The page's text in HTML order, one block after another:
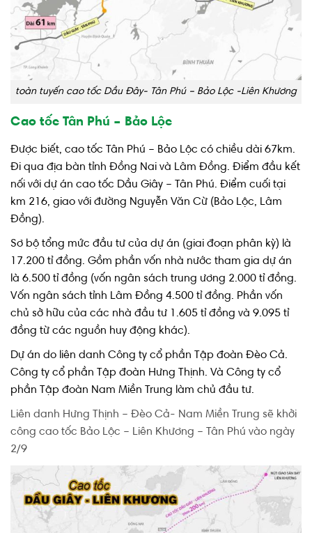
toàn tuyến cao tốc Dầu Đây- Tân Phú – Bảo Lộc -Liên Khương
Cao tốc Tân Phú – Bảo Lộc
Được biết, cao tốc Tân Phú – Bảo Lộc có chiều dài 67km.
Đi qua địa bàn tỉnh Đồng Nai và Lâm Đồng. Điểm đầu kết
nối với dự án cao tốc Dầu Giây – Tân Phú. Điểm cuối tại
km 216, giao với đường Nguyễn Văn Cừ (Bảo Lộc, Lâm
Đồng).
Sơ bộ tổng mức đầu tư của dự án (giai đoạn phân kỳ) là
17.200 tỉ đồng. Gồm phần vốn nhà nước tham gia dự án
là 6.500 tỉ đồng (vốn ngân sách trung ương 2.000 tỉ đồng.
Vốn ngân sách tỉnh Lâm Đồng 4.500 tỉ đồng. Phần vốn
chủ sở hữu của các nhà đầu tư 1.605 tỉ đồng và 9.095 tỉ
đồng từ các nguồn huy động khác).
Dự án do liên danh Công ty cổ phần Tập đoàn Đèo Cả.
Công ty cổ phần Tập đoàn Hưng Thịnh. Và Công ty cổ
phần Tập đoàn Nam Miền Trung làm chủ đầu tư.
Liên danh Hưng Thịnh – Đèo Cả- Nam Miền Trung sẽ khởi
công cao tốc Bảo Lộc – Liên Khương – Tân Phú vào ngày
2/9